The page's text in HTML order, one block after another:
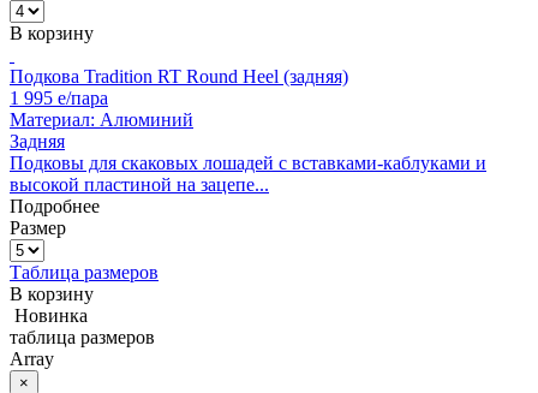
В корзину
Подкова Tradition RT Round Heel (задняя)
1 995 e/пара
Материал: Алюминий
Задняя
Подковы для скаковых лошадей с вставками-каблуками и
высокой пластиной на зацепе...
Подробнее
Размер
Таблица размеров
В корзину
Новинка
таблица размеров
Array
×